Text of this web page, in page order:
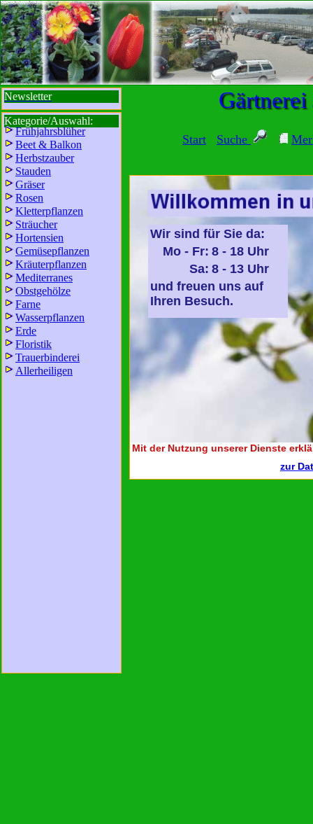
sbisbbib
Start Suche
Gärtnerei
Newsletter
Kategorie/Auswahl:
Frühjahrsblüher
Beet & Balkon
Herbstzauber
Stauden
Gräser
Rosen
Kletterpflanzen
Sträucher
Hortensien
Gemüsepflanzen
Kräuterpflanzen
Mediterranes
Obstgehölze
Farne
Wasserpflanzen
Erde
Floristik
Trauerbinderei
Allerheiligen
Wir sind für Sie da:
Mo - Fr: 8 - 18 Uhr
Sa: 8 - 13 Uhr
und freuen uns auf
Ihren Besuch.
Mit der Nutzung unserer Dienste
zur